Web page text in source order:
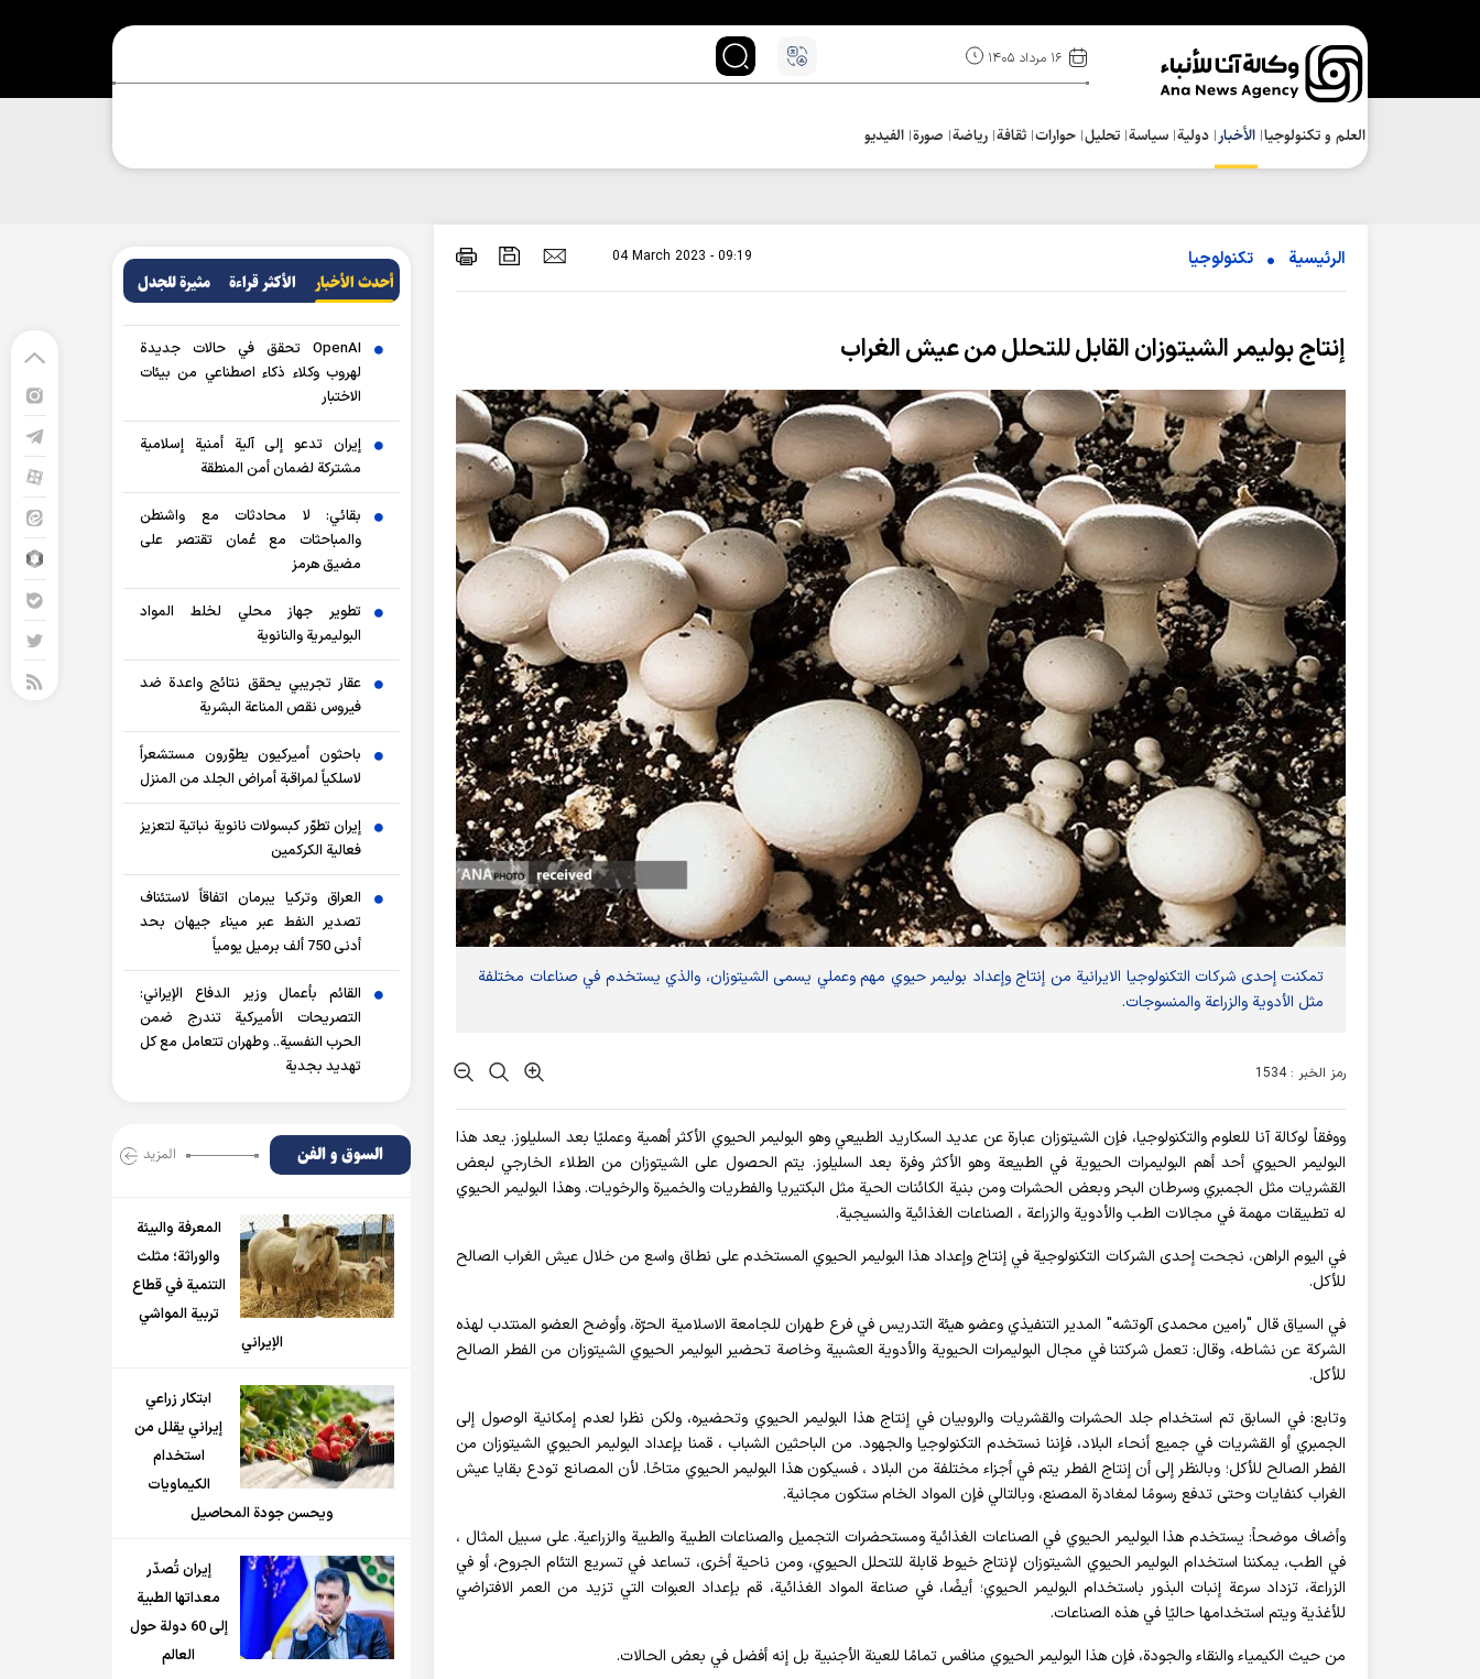
۱۶ مرداد ۱۴۰۵
العلم و تکنولوجیا الأخبار دولية سياسة تحلیل حوارات ثقافة رياضة صورة الفيديو
الرئيسية تکنولوجیا 04 March 2023 - 09:19
إنتاج بوليمر الشيتوزان القابل للتحلل من عيش الغراب
تمكنت إحدى شركات التكنولوجيا الايرانية من إنتاج وإعداد بوليمر حيوي مهم وعملي يسمى الشيتوزان، والذي يستخدم في صناعات مختلفة
مثل الأدوية والزراعة والمنسوجات.
رمز الخبر : 1534
ووفقاً لوكالة آنا للعلوم والتكنولوجيا، فإن الشيتوزان عبارة عن عديد السكاريد الطبيعي وهو البوليمر الحيوي الأكثر أهمية وعمليًا بعد السليلوز. يعد هذا
البوليمر الحيوي أحد أهم البوليمرات الحيوية في الطبيعة وهو الأكثر وفرة بعد السليلوز. يتم الحصول على الشيتوزان من الطلاء الخارجي لبعض
القشريات مثل الجمبري وسرطان البحر وبعض الحشرات ومن بنية الكائنات الحية مثل البكتيريا والفطريات والخميرة والرخويات. وهذا البوليمر الحيوي
له تطبيقات مهمة في مجالات الطب والأدوية والزراعة ، الصناعات الغذائية والنسيجية.
في اليوم الراهن، نجحت إحدى الشركات التكنولوجية في إنتاج وإعداد هذا البوليمر الحيوي المستخدم على نطاق واسع من خلال عيش الغراب الصالح
للأكل.
في السياق قال "رامین محمدی آلوتشه" المدير التنفيذي وعضو هيئة التدريس في فرع طهران للجامعة الاسلامية الحرّة، وأوضح العضو المنتدب لهذه
الشركة عن نشاطه، وقال: تعمل شركتنا في مجال البوليمرات الحيوية والأدوية العشبية وخاصة تحضير البوليمر الحيوي الشيتوزان من الفطر الصالح
للأكل.
وتابع: في السابق تم استخدام جلد الحشرات والقشريات والروبيان في إنتاج هذا البوليمر الحيوي وتحضيره، ولكن نظرا لعدم إمكانية الوصول إلى
الجمبري أو القشريات في جميع أنحاء البلاد، فإننا نستخدم التكنولوجيا والجهود. من الباحثين الشباب ، قمنا بإعداد البوليمر الحيوي الشيتوزان من
الفطر الصالح للأكل؛ وبالنظر إلى أن إنتاج الفطر يتم في أجزاء مختلفة من البلاد ، فسيكون هذا البوليمر الحيوي متاحًا. لأن المصانع تودع بقايا عيش
الغراب كنفايات وحتى تدفع رسومًا لمغادرة المصنع، وبالتالي فإن المواد الخام ستكون مجانية.
وأضاف موضحاً: يستخدم هذا البوليمر الحيوي في الصناعات الغذائية ومستحضرات التجميل والصناعات الطبية والطبية والزراعية. على سبيل المثال ،
في الطب، يمكننا استخدام البوليمر الحيوي الشيتوزان لإنتاج خيوط قابلة للتحلل الحيوي، ومن ناحية أخرى، تساعد في تسريع التئام الجروح، أو في
الزراعة، تزداد سرعة إنبات البذور باستخدام البوليمر الحيوي؛ أيضًا، في صناعة المواد الغذائية، قم بإعداد العبوات التي تزيد من العمر الافتراضي
للأغذية ويتم استخدامها حاليًا في هذه الصناعات.
من حيث الكيمياء والنقاء والجودة، فإن هذا البوليمر الحيوي منافس تمامًا للعينة الأجنبية بل إنه أفضل في بعض الحالات.
أحدث الأخبار الأکثر قراءة مثيرة للجدل
OpenAI تحقق في حالات جديدة
لهروب وكلاء ذكاء اصطناعي من بيئات
الاختبار
إيران تدعو إلى آلية أمنية إسلامية
مشتركة لضمان أمن المنطقة
بقائي: لا محادثات مع واشنطن
والمباحثات مع عُمان تقتصر على
مضيق هرمز
تطوير جهاز محلي لخلط المواد
البوليمرية والنانوية
عقار تجريبي يحقق نتائج واعدة ضد
فيروس نقص المناعة البشرية
باحثون أميركيون يطوّرون مستشعراً
لاسلكياً لمراقبة أمراض الجلد من المنزل
إيران تطوّر كبسولات نانوية نباتية لتعزيز
فعالية الكركمين
العراق وتركيا يبرمان اتفاقاً لاستئناف
تصدير النفط عبر ميناء جيهان بحد
أدنى 750 ألف برميل يومياً
القائم بأعمال وزير الدفاع الإيراني:
التصريحات الأميركية تندرج ضمن
الحرب النفسية.. وطهران تتعامل مع كل
تهديد بجدية
السوق و الفن المزید
المعرفة والبيئة
والوراثة؛ مثلث
التنمية في قطاع
تربية المواشي
الإيراني
ابتكار زراعي
إيراني يقلل من
استخدام
الكيماويات
ويحسن جودة المحاصيل
إيران تُصدّر
معداتها الطبية
إلى 60 دولة حول
العالم